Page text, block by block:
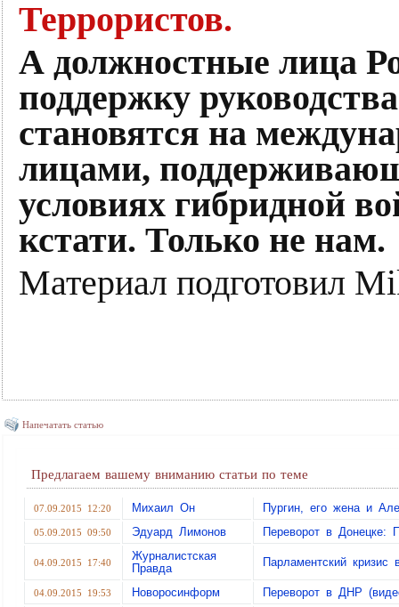
Террористов.
А должностные лица
поддержку
становятся на
лицами,
условиях гибридной
кстати. Только не нам.
Материал подготовил
Напечатать статью
Предлагаем вашему вниманию статьи по теме
07.09.2015 12:20 Михаил Он Пургин, его жена и
05.09.2015 09:50 Эдуард Лимонов Переворот в Донецке:
04.09.2015 17:40
Журналистская
Правда
Парламентский
04.09.2015 19:53 Новоросинформ Переворот в ДНР